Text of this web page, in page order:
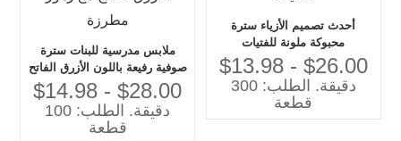
ملابس مدرسية للبنات سترة
صوفية رفيعة باللون الأزرق الفاتح
مع زهور مطرزة
$14.98 - $28.00
دقيقة. الطلب: 100
قطعة
أحدث تصميم الأزياء سترة
محبوكة ملونة للفتيات
$13.98 - $26.00
دقيقة. الطلب: 300
قطعة